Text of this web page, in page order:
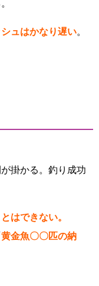
ュはかなり遅い。
掛かる。釣り成功
はできない。
黄金魚〇〇匹の納